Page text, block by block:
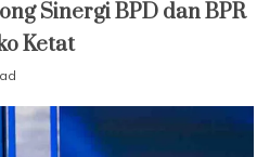
Sinergi BPD dan BPR
Ketat